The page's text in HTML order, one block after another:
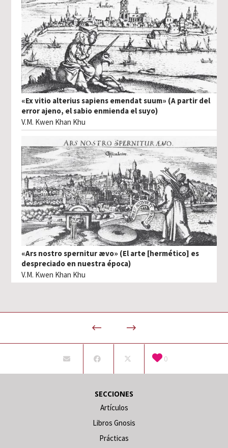
«Ex vitio alterius sapiens emendat suum» (A partir del
error ajeno, el sabio enmienda el suyo)
V.M. Kwen Khan Khu
«Ars nostro spernitur ævo» (El arte [hermético] es
despreciado en nuestra época)
V.M. Kwen Khan Khu
0
SECCIONES
Artículos
Libros Gnosis
Prácticas